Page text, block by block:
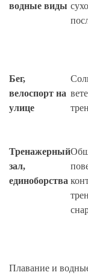
водные виды
Бег,
велоспорт на
улице
Тренажерный
зал,
единоборства
Плавание и